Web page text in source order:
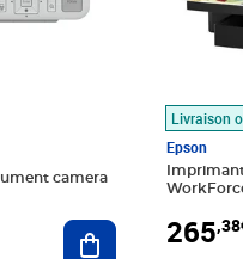
camera
Ajouter au panier
Livraison
Epson
265